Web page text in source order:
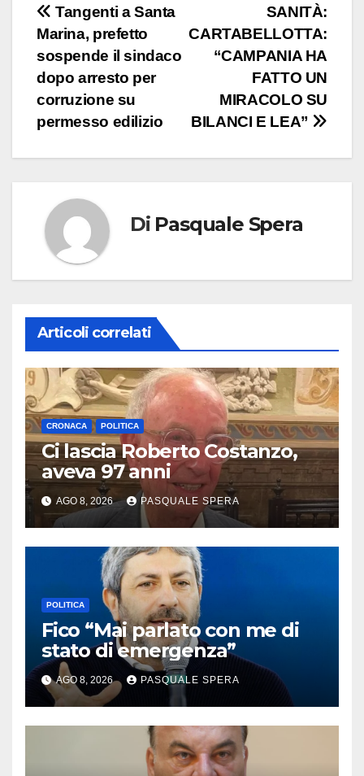
Navigazione
articoli
SANITÀ:
CARTABELLOTTA:
“CAMPANIA HA
FATTO UN
MIRACOLO SU
BILANCI E LEA”
Tangenti a Santa
Marina, prefetto
sospende il sindaco
dopo arresto per
corruzione su
permesso edilizio
Di Pasquale Spera
Articoli correlati
CRONACA POLITICA
Ci lascia Roberto Costanzo,
aveva 97 anni
AGO 8, 2026 PASQUALE SPERA
POLITICA
Fico “Mai parlato con me di
stato di emergenza”
AGO 8, 2026 PASQUALE SPERA